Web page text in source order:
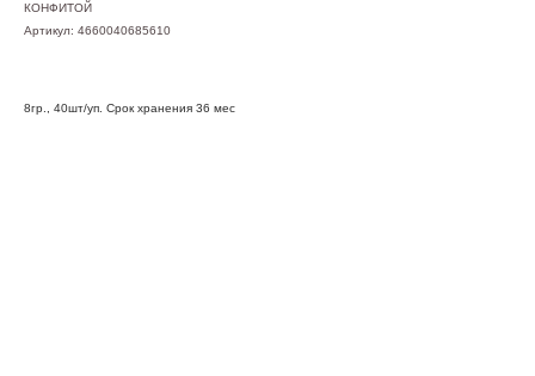
КОНФИТОЙ
Артикул: 4660040685610
8гр., 40шт/уп. Срок хранения 36 мес